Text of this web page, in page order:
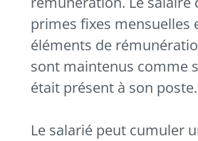
primes fixes mensuelles
éléments de
sont maintenus comme
était présent à son poste.
Le salarié peut cumuler